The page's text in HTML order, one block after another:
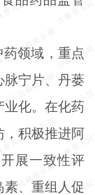
领域，重点
脉宁片、丹蒌
业化。在化药
，积极推进阿
展一致性评
、重组人促